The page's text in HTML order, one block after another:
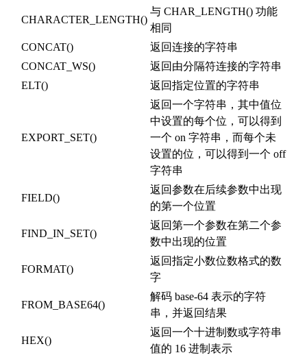
CHARACTER_LENGTH()
与 CHAR_LENGTH() 功能
相同
CONCAT()
返回连接的字符串
CONCAT_WS()
返回由分隔符连接的字符串
ELT()
返回指定位置的字符串
EXPORT_SET()
返回一个字符串，其中值位
中设置的每个位，可以得到
一个 on 字符串，而每个未
设置的位，可以得到一个 off
字符串
FIELD()
返回参数在后续参数中出现
的第一个位置
FIND_IN_SET()
返回第一个参数在第二个参
数中出现的位置
FORMAT()
返回指定小数位数格式的数
字
FROM_BASE64()
解码 base-64 表示的字符
串，并返回结果
HEX()
返回一个十进制数或字符串
值的 16 进制表示